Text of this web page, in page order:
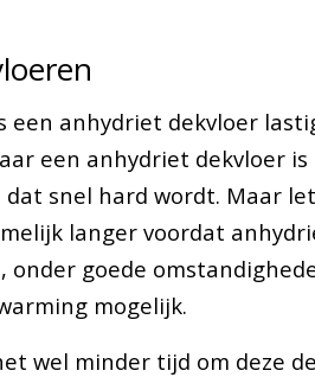
een anhydriet dekvloer
een anhydriet dekvloer
snel hard wordt. Maar
langer voordat
goede
mogelijk.
wel minder tijd om deze